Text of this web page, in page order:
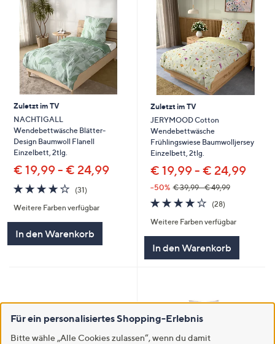
Zuletzt im TV
NACHTIGALL
Wendebettwäsche Blätter-
Design Baumwoll Flanell
Einzelbett, 2tlg.
€ 19,99 - € 24,99
4.2
von
5
(31)
Weitere Farben verfügbar
In den Warenkorb
Zuletzt im TV
JERYMOOD Cotton
Wendebettwäsche
Frühlingswiese Baumwolljersey
Einzelbett, 2tlg.
€ 19,99 - € 24,99
--50% € 39,99 - € 49,99
4.2
von
5
(28)
Weitere Farben verfügbar
In den Warenkorb
Für ein personalisiertes Shopping-Erlebnis
Bitte wähle „Alle Cookies zulassen“, wenn du damit